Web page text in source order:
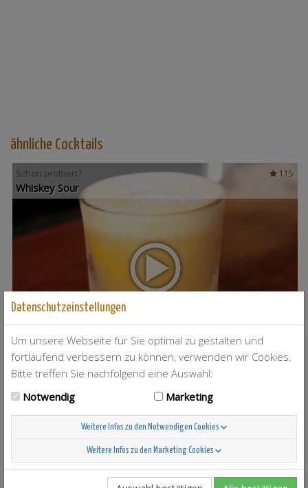
ähnliche Cocktails
115
Schon probiert?
Whiskey Sour
Datenschutzeinstellungen
Um unsere Webseite für Sie optimal zu gestalten und
fortlaufend verbessern zu können, verwenden wir Cookies.
Bitte treffen Sie nachfolgend eine Auswahl:
Notwendig
Marketing
Weitere Infos zu den Notwendigen Cookies
Weitere Infos zu den Marketing Cookies